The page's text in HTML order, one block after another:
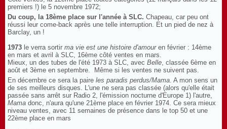
premiers !) le 5 novembre 1972;
Du coup, la 18ème place sur l'année à SLC. Chapeau, car peu ont
réussi leur come-back après une telle interruption. Et un pied de nez à
Barclay, un !
1973 le verra sortir ma vie est une histoire d'amour en février : 14ème
en mars et avril à SLC, 16ème côté ventes en mars.
Mieux, un des tubes de l'été 1973 à SLC, avec Belle, classée 6ème en
août et 3ème en septembre. Même si les ventes ne suivent pas.
En décembre ce sera la paire les paradis perdus/Mama. A mon sens un
de ses meilleurs disques. L'une ne sera pas classée (alors qu'elle était
passée sans arrêt sur Radio 2, l'émission nocturne d'Europe 1) l'autre,
Mama donc, n'aura qu'une 21ème place en février 1974. Ce sera mieux
niveau ventes, avec 11 semaines de présence dans le top 50 et une
22ème place en mars